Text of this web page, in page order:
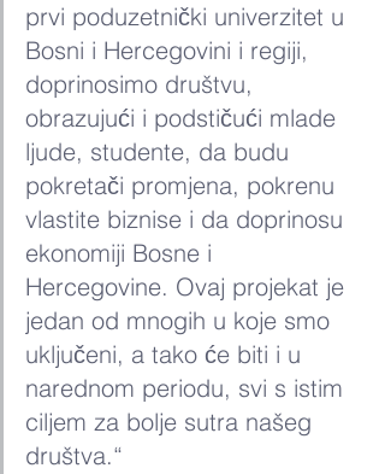
prvi poduzetnički univerzitet u
Bosni i Hercegovini i regiji,
doprinosimo društvu,
obrazujući i podstičući mlade
ljude, studente, da budu
pokretači promjena, pokrenu
vlastite biznise i da doprinosu
ekonomiji Bosne i
Hercegovine. Ovaj projekat je
jedan od mnogih u koje smo
uključeni, a tako će biti i u
narednom periodu, svi s istim
ciljem za bolje sutra našeg
društva.“